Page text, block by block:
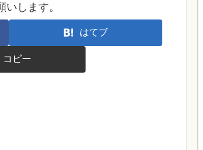
します。
はてブ
コピー